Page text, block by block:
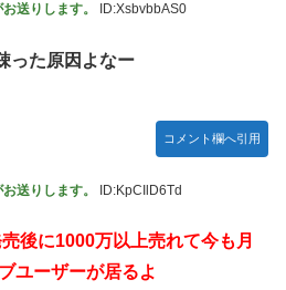
送りします。 ID:XsbvbbAS0
った原因よなー
コメント欄へ引用
送りします。 ID:KpCIlD6Td
後に1000万以上売れて今も月
ユーザーが居るよ